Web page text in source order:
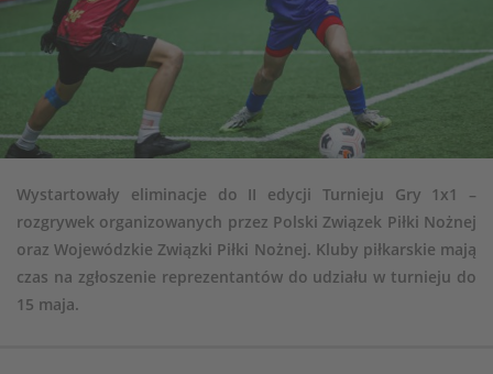
Wystartowały eliminacje do II edycji Turnieju Gry 1x1 –
rozgrywek organizowanych przez Polski Związek Piłki Nożnej
oraz Wojewódzkie Związki Piłki Nożnej. Kluby piłkarskie mają
czas na zgłoszenie reprezentantów do udziału w turnieju do
15 maja.